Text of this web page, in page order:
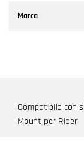
Marca
Compatibile con
Mount per Rider